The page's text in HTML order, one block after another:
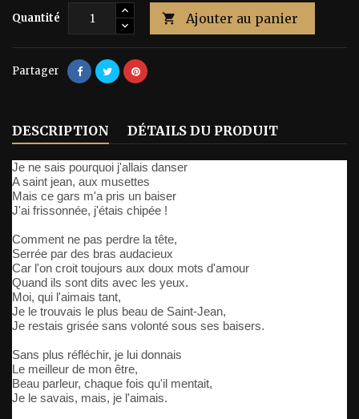
Quantité  Ajouter au panier
Partager
DESCRIPTION DÉTAILS DU PRODUIT
Je ne sais pourquoi j'allais danser
A saint jean, aux musettes
Mais ce gars m'a pris un baiser
J'ai frissonnée, j'étais chipée !
Comment ne pas perdre la tête,
Serrée par des bras audacieux
Car l'on croit toujours aux doux mots d'amour
Quand ils sont dits avec les yeux.
Moi, qui l'aimais tant,
Je le trouvais le plus beau de Saint-Jean,
Je restais grisée sans volonté sous ses baisers.
Sans plus réfléchir, je lui donnais
Le meilleur de mon être,
Beau parleur, chaque fois qu'il mentait,
Je le savais, mais, je l'aimais.